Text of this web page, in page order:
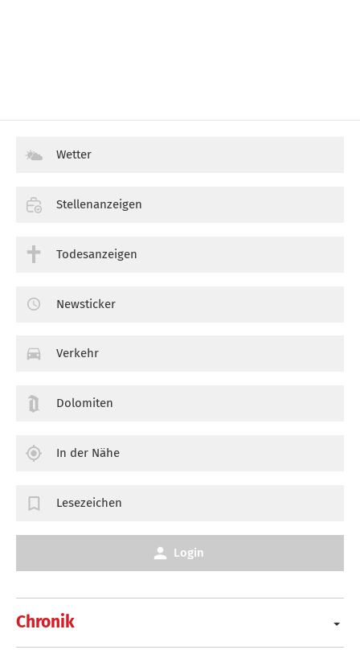
Chronik
Wetter
Stellenanzeigen
Todesanzeigen
Newsticker
Verkehr
Dolomiten
In der Nähe
Lesezeichen
Login